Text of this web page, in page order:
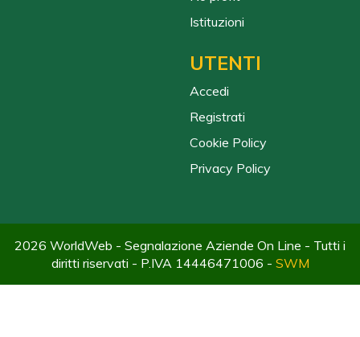
Istituzioni
UTENTI
Accedi
Registrati
Cookie Policy
Privacy Policy
2026 WorldWeb - Segnalazione Aziende On Line - Tutti i
diritti riservati - P.IVA 14446471006 - SWM